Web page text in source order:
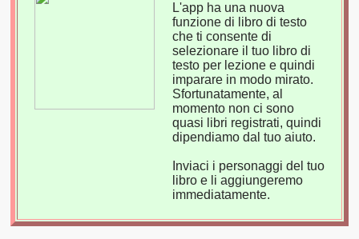
L'app ha una nuova
funzione di libro di testo
che ti consente di
selezionare il tuo libro di
testo per lezione e quindi
imparare in modo mirato.
Sfortunatamente, al
momento non ci sono
quasi libri registrati, quindi
dipendiamo dal tuo aiuto.
Inviaci i personaggi del tuo
libro e li aggiungeremo
immediatamente.